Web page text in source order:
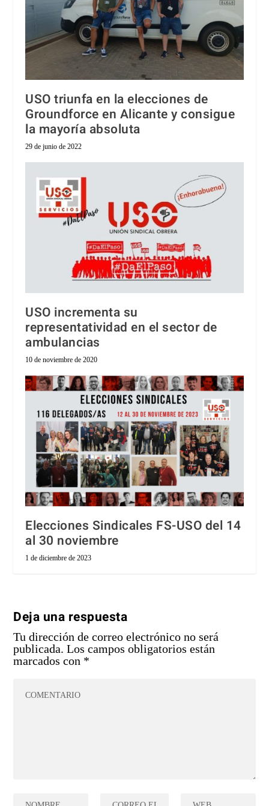
USO triunfa en la elecciones de
Groundforce en Alicante y consigue
la mayoría absoluta
29 de junio de 2022
USO incrementa su
representatividad en el sector de
ambulancias
10 de noviembre de 2020
Elecciones Sindicales FS-USO del 14
al 30 noviembre
1 de diciembre de 2023
Deja una respuesta
Tu dirección de correo electrónico no será
publicada. Los campos obligatorios están
marcados con *